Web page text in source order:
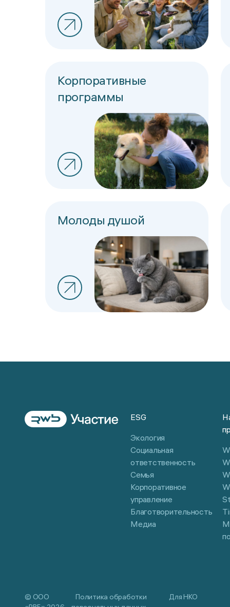
Корпоративные
программы
Молоды душой
ESG
Экология
Социальная
ответственность
Семья
Корпоративное
управление
Благотворительность
Медиа
© ООО
Политика обработки
Для НКО